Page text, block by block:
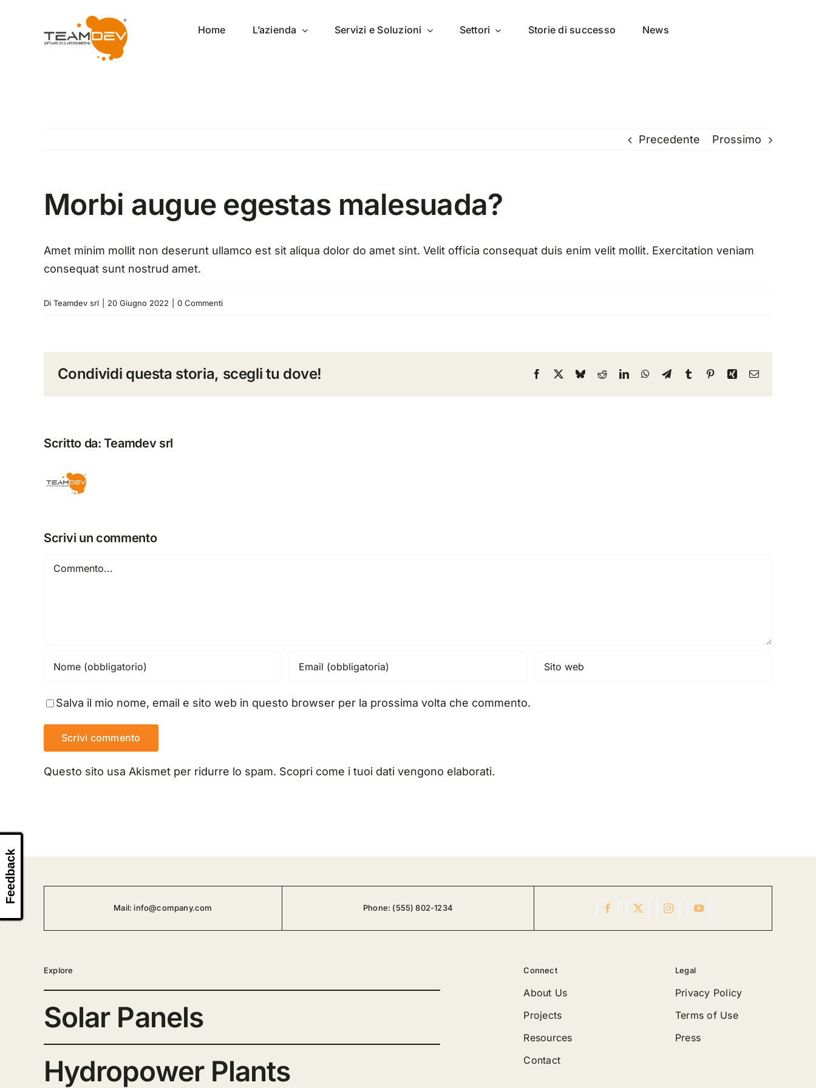
contenuto
Home L’azienda Servizi e Soluzioni Settori Storie di successo News
Precedente Prossimo
Morbi augue egestas malesuada?
Amet minim mollit non deserunt ullamco est sit aliqua dolor do amet sint. Velit officia consequat duis enim velit mollit. Exercitation veniam
consequat sunt nostrud amet.
Di Teamdev srl 20 Giugno 2022 0 Commenti
Condividi questa storia, scegli tu dove! Facebook
X BlueskyRedditLinkedInWhatsApp
TelegramTumblrPinterestXing Email
Scritto da:Teamdev srl
Scrivi un commento
Commento
Salva il mio nome, email e sito web in questo browser per la prossima volta che commento.
Questo sito usa Akismet per ridurre lo spam. Scopri come i tuoi dati vengono elaborati.
Mail: info@company.com Phone: (555) 802-1234
Explore
Solar Panels
Hydropower Plants
Connect
About Us
Projects
Resources
Contact
Legal
Privacy Policy
Terms of Use
Press
Feedback